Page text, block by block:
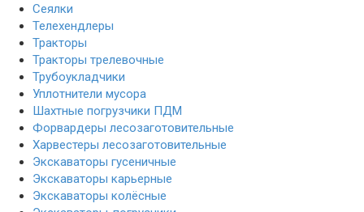
Сеялки
Телехендлеры
Тракторы
Тракторы трелевочные
Трубоукладчики
Уплотнители мусора
Шахтные погрузчики ПДМ
Форвардеры лесозаготовительные
Харвестеры лесозаготовительные
Экскаваторы гусеничные
Экскаваторы карьерные
Экскаваторы колёсные